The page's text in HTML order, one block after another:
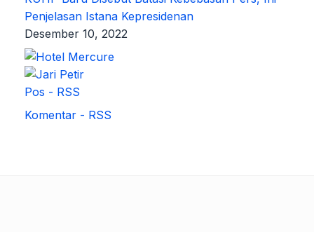
Penjelasan Istana Kepresidenan
Desember 10, 2022
Pos - RSS
Komentar - RSS